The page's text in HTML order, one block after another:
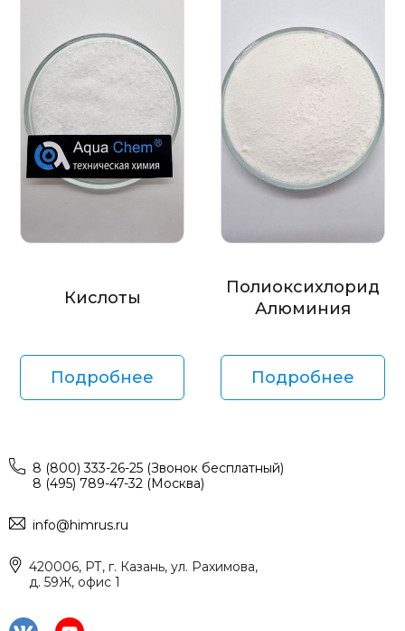
Кислоты
Подробнее
Полиоксихлорид
Алюминия
Подробнее
8 (800) 333-26-25 (Звонок бесплатный)
8 (495) 789-47-32 (Москва)
info@himrus.ru
420006, РТ, г. Казань, ул. Рахимова,
д. 59Ж, офис 1